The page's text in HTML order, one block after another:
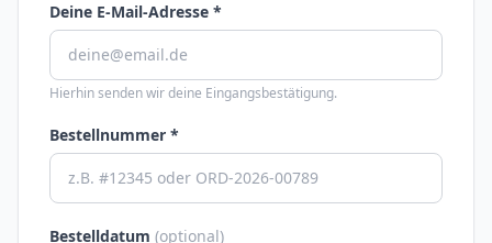
Deine E-Mail-Adresse *
Hierhin senden wir deine Eingangsbestätigung.
Bestellnummer *
Bestelldatum (optional)